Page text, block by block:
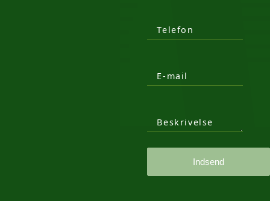
Telefon
E-mail
Beskrivelse
Indsend